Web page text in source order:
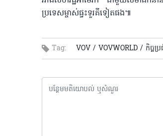
ប្រទេសម្ចាស់ផ្ទះទួរគីទៀតផង៕
Tag: VOV / VOVWORLD / កិច្ច